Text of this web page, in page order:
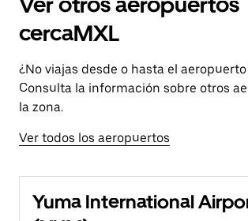
cercaMXL
¿No viajas desde o hasta el aeropuerto
Consulta la información sobre otros
la zona.
Ver todos los aeropuertos
Yuma International